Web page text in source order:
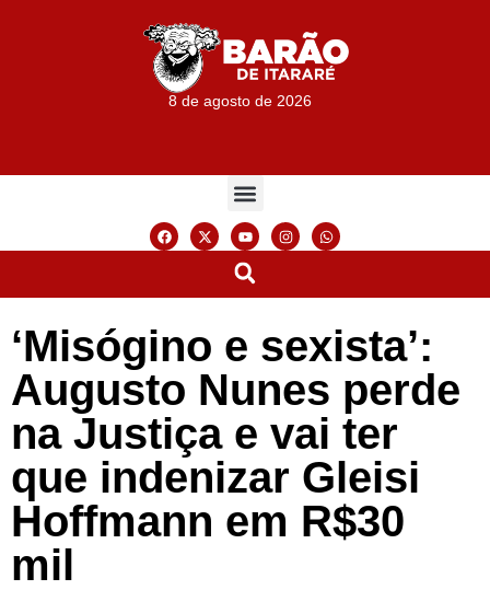
8 de agosto de 2026
‘Misógino e sexista’:
Augusto Nunes perde
na Justiça e vai ter
que indenizar Gleisi
Hoffmann em R$30
mil